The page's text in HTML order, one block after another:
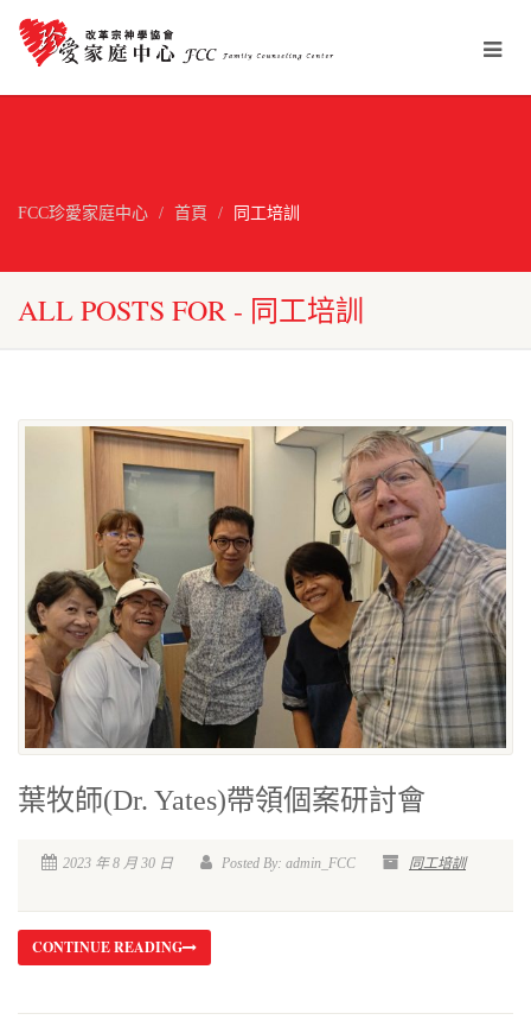
FCC珍愛家庭中心 首頁 同工培訓
ALL POSTS FOR - 同工培訓
葉牧師(Dr. Yates)帶領個案研討會
2023 年 8 月 30 日 Posted By: admin_FCC 同工培訓
CONTINUE READING